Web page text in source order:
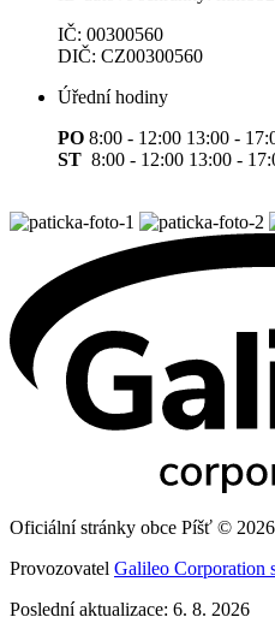
IČ: 00300560
DIČ: CZ00300560
Úřední hodiny
PO 8:00 - 12:00 13:00 -
ST 8:00 - 12:00 13:00 -
Oficiální stránky obce Píšť © 2026
Provozovatel Galileo Corporation
Poslední aktualizace: 6. 8. 2026